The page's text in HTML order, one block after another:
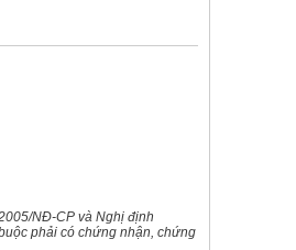
NĐ-CP và Nghị định
phải có chứng nhận, chứng